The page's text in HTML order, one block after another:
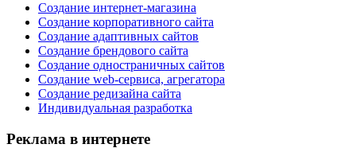
Создание интернет-магазина
Создание корпоративного сайта
Создание адаптивных сайтов
Создание брендового сайта
Создание одностраничных сайтов
Создание web-сервиса, агрегатора
Создание редизайна сайта
Индивидуальная разработка
Реклама в интернете